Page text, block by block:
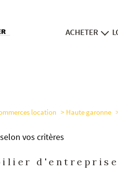
ACHETER
location Haute garonne
vos critères